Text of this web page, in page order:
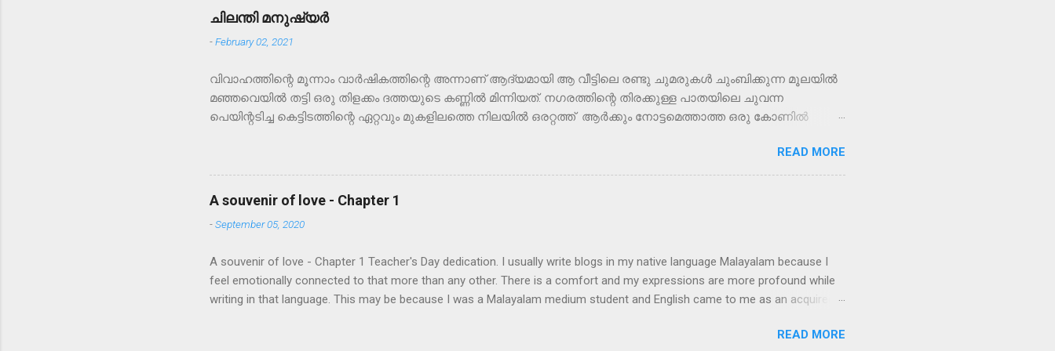
ചിലന്തി മനുഷ്യർ
-February 02, 2021
വിവാഹത്തിന്റെ മൂന്നാം വാർഷികത്തിന്റെ അന്നാണ് ആദ്യമായി ആ വീട്ടിലെ രണ്ടു ചുമരുകൾ ചുംബിക്കുന്ന മൂലയിൽ
മഞ്ഞവെയിൽ തട്ടി ഒരു തിളക്കം ദത്തയുടെ കണ്ണിൽ മിന്നിയത്. നഗരത്തിന്റെ തിരക്കുള്ള പാതയിലെ ചുവന്ന
പെയിന്റടിച്ച കെട്ടിടത്തിന്റെ ഏറ്റവും മുകളിലത്തെ നിലയിൽ ഒരറ്റത്ത് ആർക്കും നോട്ടമെത്താത്ത ഒരു കോണിൽ
ജോലികളിലേക്ക്‌ മടങ്ങി. ഇപ്പോഴെന്തായാലും വൃത്തിയാക്കാൻ സമയമില്ല, പിന്നീടാവട്ടെ. മനസ്സിൽ പറഞ്ഞുകൊണ്ട്
അവൾ അടുക്കള മുഴുവനും ഒരെലിയെ പോലെ ഓടി നടന്നു. വീണ്ടും ഒരാഴ്ച കഴിഞ്ഞാണ് അടിച്ചു
വാരുന്നതിനിടയിൽ കുറെ കറുത്ത എട്ടുകാലി കുഞ്ഞുങ്ങൾ താഴെ വീണു കൈ കാലിട്ടടിക്കുന്നത് കണ്ടത്. കറുത്ത
മുത്തുകൾ താഴെ വീണ് നാലുപാടും ചിതറിയത് പോലെ അവ വെപ്രാളപ്പെട്ട് മുറി മുഴുവൻ ഓടി നടക്കാൻ തുടങ്ങി.
ദത്ത എല്ലാത്തിനെയും ചൂല് കൊണ്ട് തൂത്തുവാരി എടുത്തു. ഡസ്റ്റ് ബിന്നിൽ ഇട്ടാൽ അവിടന്ന് ചാടിപോവില്ലേ...
വിവരമറിയും. അങ്ങനെ ശിശുഹത്യാപ...
READ MORE
A souvenir of love - Chapter 1
-September 05, 2020
A souvenir of love - Chapter 1 Teacher's Day dedication. I usually write blogs in my native language Malayalam because I
feel emotionally connected to that more than any other. There is a comfort and my expressions are more profound while
writing in that language. This may be because I was a Malayalam medium student and English came to me as an acquired
English as I want all my fellow colleagues to read and relate. I wish to reach out to most of the parents as well. So, I hereby
READ MORE